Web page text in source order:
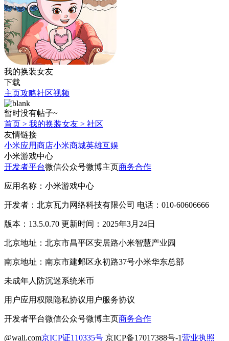
我的换装女友
下载
主页攻略社区视频
暂时没有帖子~
首页 > 我的换装女友 > 社区
友情链接
小米应用商店小米商城英雄互娱
小米游戏中心
开发者平台微信公众号微博主页商务合作
应用名称：小米游戏中心
开发者：北京瓦力网络科技有限公司 电话：010-60606666
版本：13.5.0.70 更新时间：2025年3月24日
北京地址：北京市昌平区安居路小米智慧产业园
南京地址：南京市建邺区永初路37号小米华东总部
未成年人防沉迷系统米币
用户应用权限隐私协议用户服务协议
开发者平台微信公众号微博主页商务合作
@wali.com京ICP证110335号 京ICP备17017388号-1营业执照